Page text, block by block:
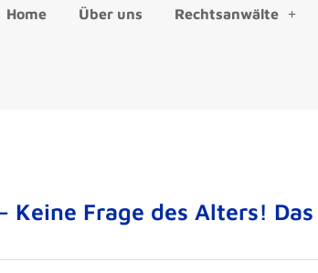
Home Über uns Rechtsanwälte
Keine Frage des Alters! Das